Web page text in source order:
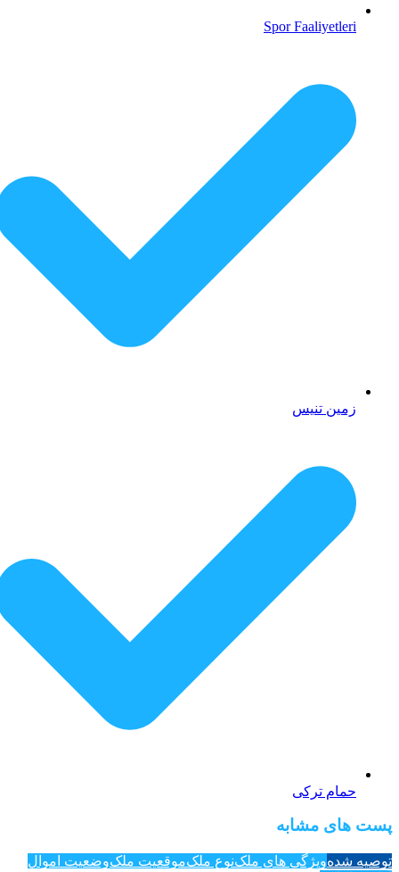
Spor Faaliyetleri
زمین تنیس
حمام ترکی
پست های مشابه
توصیه شدهویژگی های ملکنوع ملکموقعیت ملکوضعیت اموال